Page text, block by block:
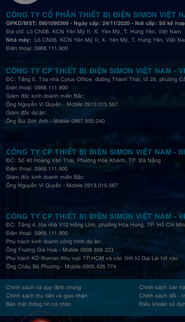
CÔNG TY CỔ PHẦN THIẾT BỊ ĐIỆN SIMON VIỆT
GPKD/MST: 0901090369 - Ngày cấp: 24/11/2020 - Nơi cấp: Sở kế
Địa chỉ: Lô CN06, KCN Yên Mỹ II, X. Yên Mỹ, T. Hưng Yên, Việt Nam
Nhà máy: Lô CN06, KCN Yên Mỹ II, X. Yên Mỹ, T. Hưng Yên, Việt
Điện thoại: 0968.111.900
CÔNG TY CP THIẾT BỊ ĐIỆN SIMON VIỆT NAM -
ĐC: Tầng 5, Tòa nhà Cplus Office, đường Thành Thái, tổ 28, phường
Điện thoại: 0968.111.900
Giám đốc kinh doanh miền Bắc:
Ông Nguyễn Vi Quyền - Mobile 0913.015.567
Giám đốc dự án:
Ông Bùi Sơn Anh - Mobile 0967.950.240
CÔNG TY CP THIẾT BỊ ĐIỆN SIMON VIỆT NAM -
ĐC: Số 40 Hoàng Văn Thái, Phường Hòa Khánh, TP. Đà Nẵng
Điện thoại: 0968.111.900
Giám đốc kinh doanh miền Bắc:
Ông Nguyễn Vi Quyền - Mobile 0913.015.567
CÔNG TY CP THIẾT BỊ ĐIỆN SIMON VIỆT NAM -
ĐC: Tầng 4, tòa nhà Y12 Hồng Lĩnh, phường Hòa Hưng, TP. Hồ Chí
Điện thoại: 0968.111.900
Phụ trách kinh doanh công trình dự án:
Ông Trương Gia Hoà - Mobile 0908 898 223
Phụ trách KD Roman Khu vực TP.HCM và các tỉnh từ Gia Lai trở vào
Ông Châu Bá Phương - Mobile 0905.426.774
Chính sách và quy định chung
Chính sách bán
Chính sách thu tiền và giao nhận
Chính sách đổi -
Bảo mật thông tin cá nhân
Điều khoản sử